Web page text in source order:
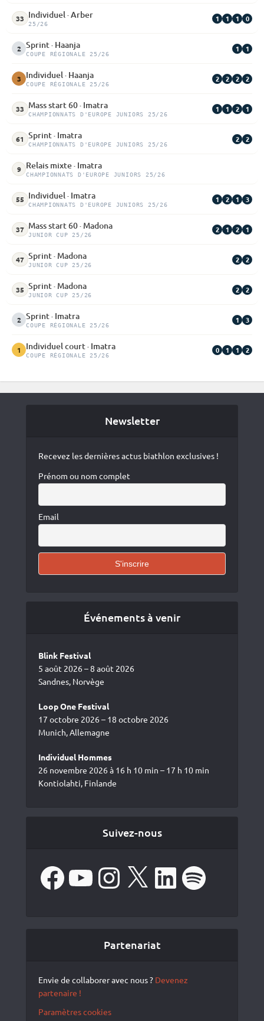
33 Individuel · Arber
25/26
1 1 1 0
2 Sprint · Haanja
COUPE RÉGIONALE 25/26
1 1
3 Individuel · Haanja
COUPE RÉGIONALE 25/26
2 2 2 2
33 Mass start 60 · Imatra
CHAMPIONNATS D'EUROPE JUNIORS 25/26
1 1 2 1
61 Sprint · Imatra
CHAMPIONNATS D'EUROPE JUNIORS 25/26
2 2
9 Relais mixte · Imatra
CHAMPIONNATS D'EUROPE JUNIORS 25/26
55 Individuel · Imatra
CHAMPIONNATS D'EUROPE JUNIORS 25/26
1 2 1 3
37 Mass start 60 · Madona
JUNIOR CUP 25/26
2 1 2 1
47 Sprint · Madona
JUNIOR CUP 25/26
2 2
35 Sprint · Madona
JUNIOR CUP 25/26
2 2
2 Sprint · Imatra
COUPE RÉGIONALE 25/26
1 3
1 Individuel court · Imatra
COUPE RÉGIONALE 25/26
0 1 1 2
Newsletter
Recevez les dernières actus biathlon exclusives !
Prénom ou nom complet
Email
Événements à venir
Blink Festival
5 août 2026 – 8 août 2026
Sandnes, Norvège
Loop One Festival
17 octobre 2026 – 18 octobre 2026
Munich, Allemagne
Individuel Hommes
26 novembre 2026 à 16 h 10 min – 17 h 10 min
Kontiolahti, Finlande
Suivez-nous
Facebook Instagram LinkedIn Spotify
Partenariat
Envie de collaborer avec nous ? Devenez
partenaire !
Paramètres cookies